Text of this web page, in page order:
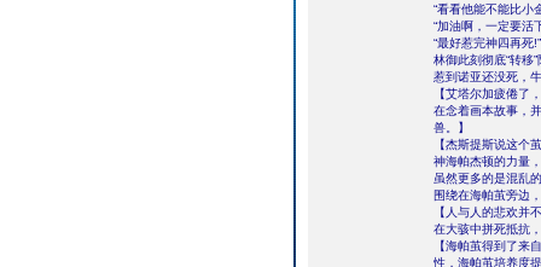
“看看他能不能比小
“加油啊，一定要活
“最好惹完神四再死!”
林御此刻彻底“转移
惹到诺亚还没死，
【艾塔尔加疲倦了
在念着画本故事，
兽。】
【杰斯提斯说这个
神海帕杰顿的力量
虽然更多的是混乱
围绕在海帕茧旁边
【人与人的悲欢并
在大骇中拼死抵抗
【海帕茧得到了来
性，海帕茧培养度